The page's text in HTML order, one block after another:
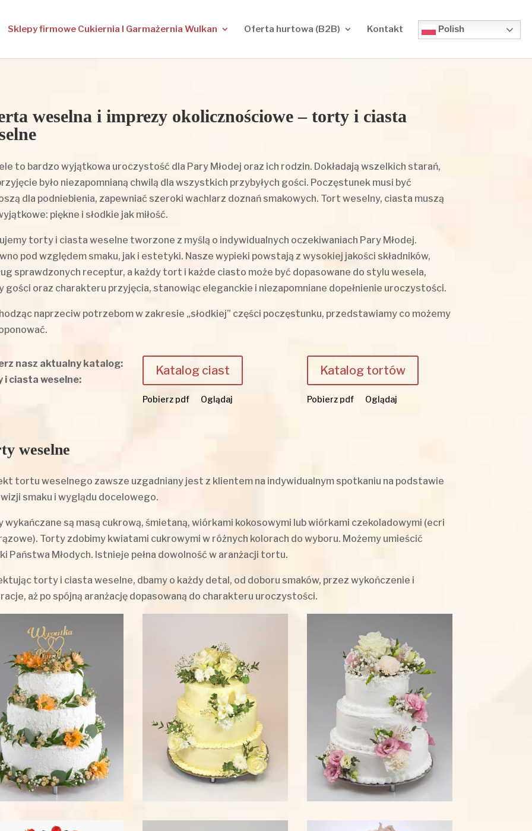
Sklepy firmowe Cukiernia I Garmażernia Wulkan Oferta hurtowa (B2B) Kontakt Polish
weselna i imprezy okolicznościowe – torty i ciasta
to bardzo wyjątkowa uroczystość dla Pary Młodej oraz ich rodzin. Dokładają wszelkich starań,
było niezapomnianą chwilą dla wszystkich przybyłych gości. Poczęstunek musi być
dla podniebienia, zapewniać szeroki wachlarz doznań smakowych. Tort weselny, ciasta muszą
piękne i słodkie jak miłość.
torty i ciasta weselne tworzone z myślą o indywidualnych oczekiwaniach Pary Młodej.
pod względem smaku, jak i estetyki. Nasze wypieki powstają z wysokiej jakości składników,
sprawdzonych receptur, a każdy tort i każde ciasto może być dopasowane do stylu wesela,
gości oraz charakteru przyjęcia, stanowiąc eleganckie i niezapomniane dopełnienie uroczystości.
naprzeciw potrzebom w zakresie „słodkiej” części poczęstunku, przedstawiamy co możemy
nasz aktualny katalog:
ciasta weselne:
Katalog ciast
Pobierz pdf Oglądaj
Katalog tortów
Pobierz pdf Oglądaj
weselne
tortu weselnego zawsze uzgadniany jest z klientem na indywidualnym spotkaniu na podstawie
smaku i wyglądu docelowego.
wykańczane są masą cukrową, śmietaną, wiórkami kokosowymi lub wiórkami czekoladowymi (ecri
Torty zdobimy kwiatami cukrowymi w różnych kolorach do wyboru. Możemy umieścić
Państwa Młodych. Istnieje pełna dowolność w aranżacji tortu.
torty i ciasta weselne, dbamy o każdy detal, od doboru smaków, przez wykończenie i
aż po spójną aranżację dopasowaną do charakteru uroczystości.